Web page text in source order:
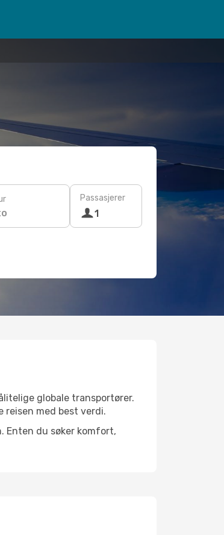
Passasjerer
1
globale transportører.
reisen med best verdi.
Enten du søker komfort,